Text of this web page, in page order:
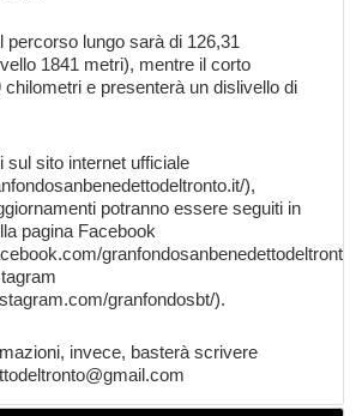
percorso lungo sarà di 126,31
1841 metri), mentre il corto
chilometri e presenterà un dislivello di
sul sito internet ufficiale
),
potranno essere seguiti in
pagina Facebook
granfondosanbenedettodeltronto/
granfondosbt/).
invece, basterà scrivere